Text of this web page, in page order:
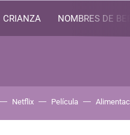
CRIANZA NOMBRES DE
Netflix Película